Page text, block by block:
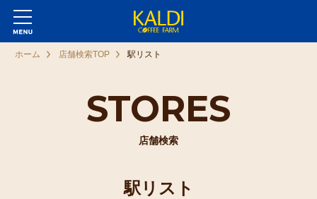
STORES
店舗検索
ホーム 店舗検索TOP 駅リスト
駅リスト